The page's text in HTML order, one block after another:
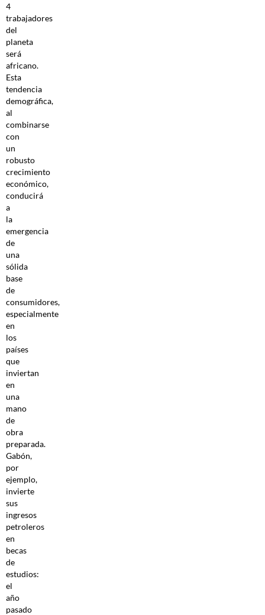
4
trabajadores
del
planeta
será
africano.
Esta
tendencia
demográfica,
al
combinarse
con
un
robusto
crecimiento
económico,
conducirá
a
la
emergencia
de
una
sólida
base
de
consumidores,
especialmente
en
los
países
que
inviertan
en
una
mano
de
obra
preparada.
Gabón,
por
ejemplo,
invierte
sus
ingresos
petroleros
en
becas
de
estudios:
el
año
pasado